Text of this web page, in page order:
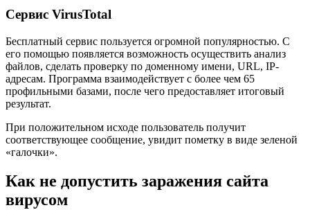
Сервис VirusTotal
Бесплатный сервис пользуется огромной популярностью. С
его помощью появляется возможность осуществить анализ
файлов, сделать проверку по доменному имени, URL, IP-
адресам. Программа взаимодействует с более чем 65
профильными базами, после чего предоставляет итоговый
результат.
При положительном исходе пользователь получит
соответствующее сообщение, увидит пометку в виде зеленой
«галочки».
Как не допустить заражения сайта
вирусом